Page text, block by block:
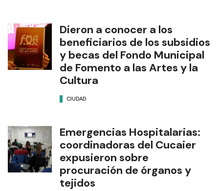
Dieron a conocer a los
beneficiarios de los subsidios
y becas del Fondo Municipal
de Fomento a las Artes y la
Cultura
CIUDAD
Emergencias Hospitalarias:
coordinadoras del Cucaier
expusieron sobre
procuración de órganos y
tejidos